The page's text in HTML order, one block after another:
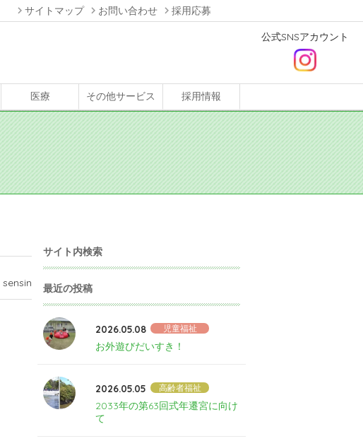
サイトマップ お問い合わせ 採用応募
公式SNSアカウント
医療 その他サービス 採用情報
sensin
サイト内検索
最近の投稿
2026.05.08 児童福祉
お外遊びだいすき！
2026.05.05 高齢者福祉
2033年の第63回式年遷宮に向け
て